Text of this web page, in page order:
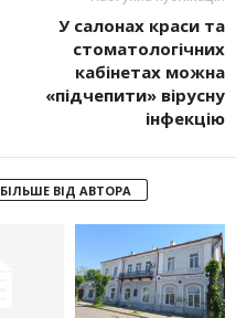
У салонах краси та
стоматологічних
кабінетах можна
«підчепити» вірусну
інфекцію
БІЛЬШЕ ВІД АВТОРА